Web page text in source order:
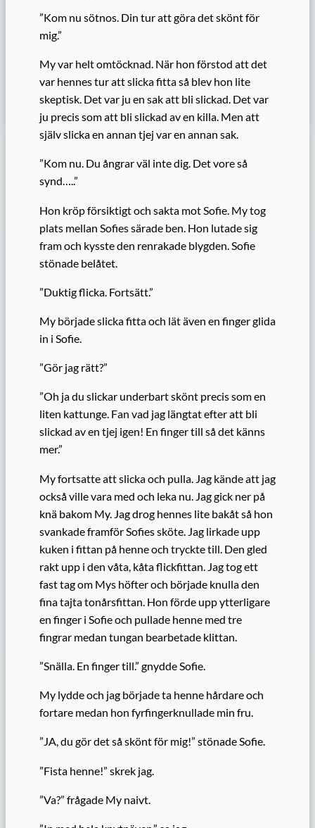
”Kom nu sötnos. Din tur att göra det skönt för
mig.”
My var helt omtöcknad. När hon förstod att det
var hennes tur att slicka fitta så blev hon lite
skeptisk. Det var ju en sak att bli slickad. Det var
ju precis som att bli slickad av en killa. Men att
själv slicka en annan tjej var en annan sak.
”Kom nu. Du ångrar väl inte dig. Det vore så
synd…..”
Hon kröp försiktigt och sakta mot Sofie. My tog
plats mellan Sofies särade ben. Hon lutade sig
fram och kysste den renrakade blygden. Sofie
stönade belåtet.
”Duktig flicka. Fortsätt.”
My började slicka fitta och lät även en finger glida
in i Sofie.
”Gör jag rätt?”
”Oh ja du slickar underbart skönt precis som en
liten kattunge. Fan vad jag längtat efter att bli
slickad av en tjej igen! En finger till så det känns
mer.”
My fortsatte att slicka och pulla. Jag kände att jag
också ville vara med och leka nu. Jag gick ner på
knä bakom My. Jag drog hennes lite bakåt så hon
svankade framför Sofies sköte. Jag lirkade upp
kuken i fittan på henne och tryckte till. Den gled
rakt upp i den våta, kåta flickfittan. Jag tog ett
fast tag om Mys höfter och började knulla den
fina tajta tonårsfittan. Hon förde upp ytterligare
en finger i Sofie och pullade henne med tre
fingrar medan tungan bearbetade klittan.
”Snälla. En finger till.” gnydde Sofie.
My lydde och jag började ta henne hårdare och
fortare medan hon fyrfingerknullade min fru.
”JA, du gör det så skönt för mig!” stönade Sofie.
”Fista henne!” skrek jag.
”Va?” frågade My naivt.